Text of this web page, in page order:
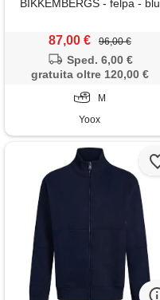
BIKKEMBERGS - felpa - blu
87,00 € 96,00 €
Sped. 6,00 €
gratuita oltre 120,00 €
M
Yoox